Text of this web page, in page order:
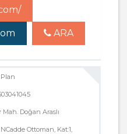
ARA
Mah. Doğan Araslı
Ottoman, Kat:1,